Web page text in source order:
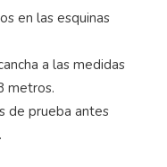
en las esquinas
a las medidas
metros.
de prueba antes